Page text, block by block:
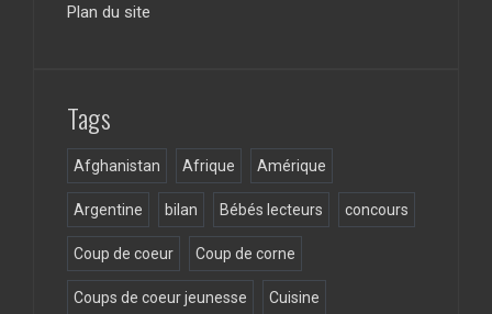
o
Plan du site
Tags
Afghanistan Afrique Amérique
Argentine bilan Bébés lecteurs concours
Coup de coeur Coup de corne
Coups de coeur jeunesse Cuisine